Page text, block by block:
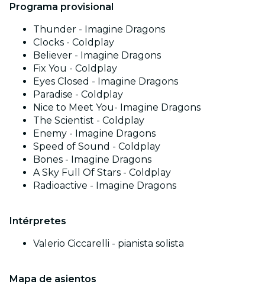
Programa provisional
Thunder - Imagine Dragons
Clocks - Coldplay
Believer - Imagine Dragons
Fix You - Coldplay
Eyes Closed - Imagine Dragons
Paradise - Coldplay
Nice to Meet You- Imagine Dragons
The Scientist - Coldplay
Enemy - Imagine Dragons
Speed of Sound - Coldplay
Bones - Imagine Dragons
A Sky Full Of Stars - Coldplay
Radioactive - Imagine Dragons
Intérpretes
Valerio Ciccarelli - pianista solista
Mapa de asientos